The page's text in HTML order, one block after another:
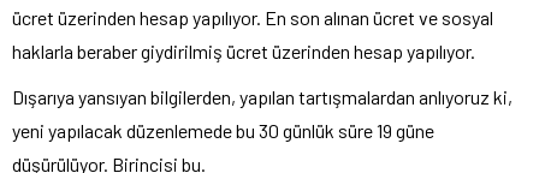
ücret üzerinden hesap yapılıyor. En son alınan ücret ve sosyal
haklarla beraber giydirilmiş ücret üzerinden hesap yapılıyor.
Dışarıya yansıyan bilgilerden, yapılan tartışmalardan anlıyoruz ki,
yeni yapılacak düzenlemede bu 30 günlük süre 19 güne
düşürülüyor. Birincisi bu.